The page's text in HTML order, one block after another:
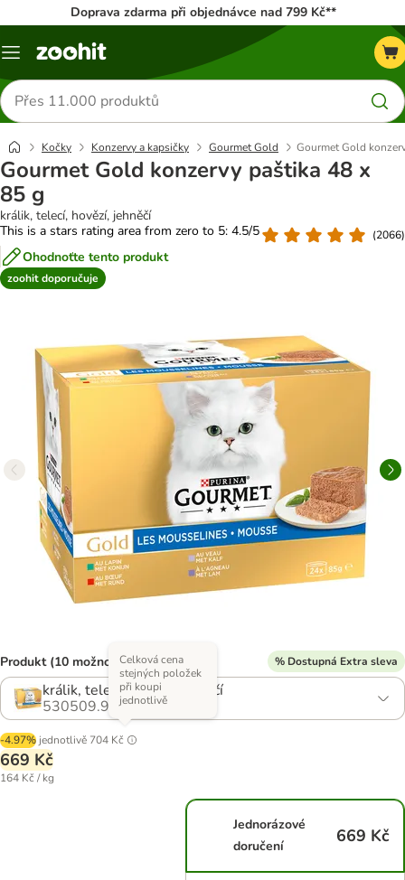
Doprava zdarma při objednávce nad 799 Kč**
Menu
Hledat
produkty
Kočky Konzervy a kapsičky Gourmet Gold Gourmet Gold
Gourmet Gold konzervy paštika 48 x
85 g
králik, telecí, hovězí, jehněčí
This is a stars rating area from zero to 5: 4.5/5
(2066)
Ohodnoťte tento produkt
zoohit doporučuje
Produkt (10 možností) % Dostupná Extra sleva
králik, telecí, hovězí, jehněčí
530509.9
-4.97% jednotlivě 704 Kč
Celková cena
stejných položek
při koupi
jednotlivě
669 Kč
164 Kč / kg
Jednorázové
doručení
669 Kč